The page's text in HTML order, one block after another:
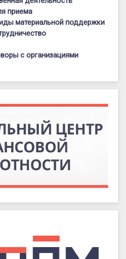
приема
материальной поддержки
с организациями